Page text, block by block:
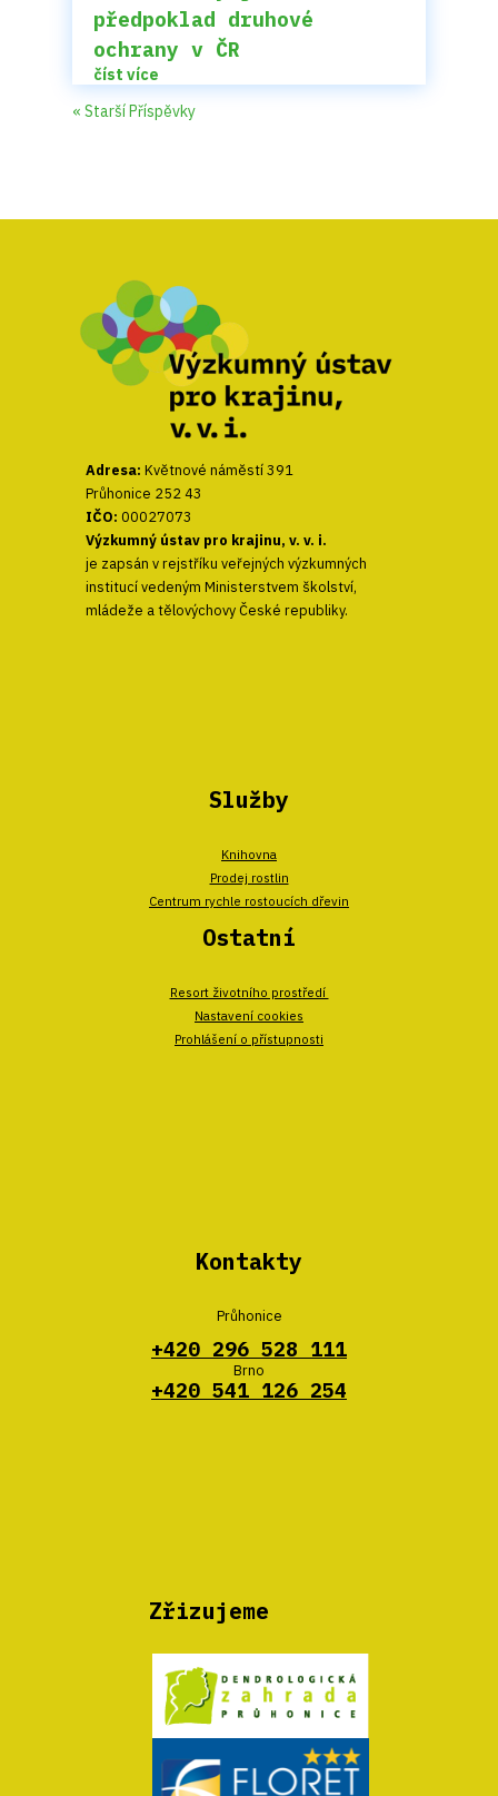
předpoklad druhové
ochrany v ČR
číst více
« Starší Příspěvky
Adresa: Květnové náměstí 391
Průhonice 252 43
IČO: 00027073
Výzkumný ústav pro krajinu, v. v. i.
je zapsán v rejstříku veřejných výzkumných
institucí vedeným Ministerstvem školství,
mládeže a tělovýchovy České republiky.
Služby
Knihovna
Prodej rostlin
Centrum rychle rostoucích dřevin
Ostatní
Resort životního prostředí
Nastavení cookies
Prohlášení o přístupnosti
Kontakty
Průhonice
+420 296 528 111
Brno
+420 541 126 254
Zřizujeme